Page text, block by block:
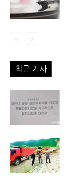
최근 기사